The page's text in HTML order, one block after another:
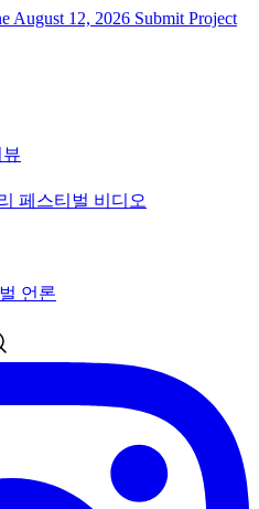
August 12, 2026 Submit Project
페스티벌 비디오
언론